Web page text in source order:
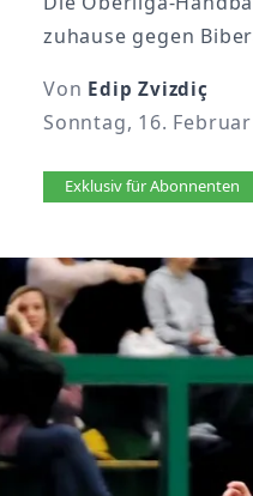
zuhause gegen
Von Edip Zvizdiç
Sonntag, 16.
Artikel vorlesen
Exklusiv für Abonnenten